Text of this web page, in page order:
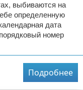
выбиваются на
определенную
дата
номер
Подробнее